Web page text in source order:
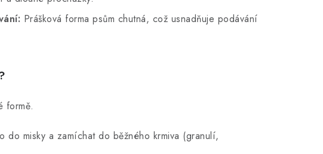
Prášková forma psům chutná, což usnadňuje podávání
formě.
do misky a zamíchat do běžného krmiva (granulí,